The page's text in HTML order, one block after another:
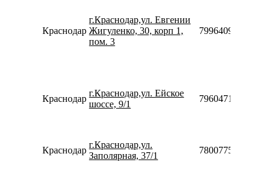
Краснодар
г.Краснодар,ул. Евгении
Жигуленко, 30, корп 1,
пом. 3
79964094241
Краснодар
г.Краснодар,ул. Ейское
шоссе, 9/1
79604718915
Краснодар
г.Краснодар,ул.
Заполярная, 37/1
78007753553